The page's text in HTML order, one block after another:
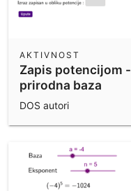
Zapis potencijom -
prirodna baza
AKTIVNOST
DOS autori